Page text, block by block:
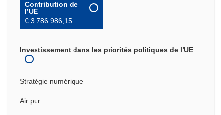
Contribution de
l’UE
€ 3 786 986,15
Investissement dans les priorités politiques de l’UE
Stratégie numérique
Air pur